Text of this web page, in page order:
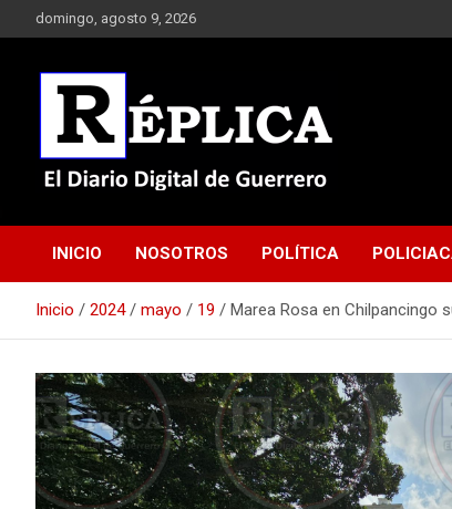
al
domingo, agosto 9, 2026
Réplica
INICIO NOSOTROS POLÍTICA
Inicio 2024 mayo 19 Marea Rosa en Chilpancingo